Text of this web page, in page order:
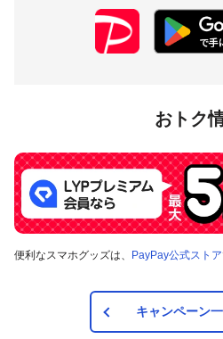
岩手県一関市内のPayPay加盟店
確認いただけます。
対象の支払方法
本キャンペーンの対象のお支払
法は対象外です。また、オンラ
ックアップのみ対象で、それ以
おトク
便利なスマホグッズは、 PayPay公式ストア
キャンペーン